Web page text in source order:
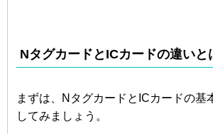
NタグカードとICカードの違いと
まずは、NタグカードとICカードの基
してみましょう。